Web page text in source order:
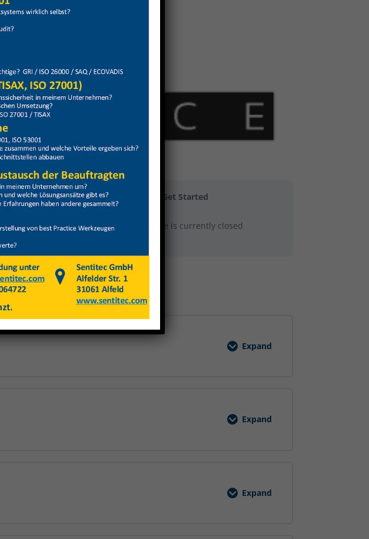
Get Started
This course is currently closed
Expand
Grundunterweisung
Expand
Brände
Expand
Ergonomisches